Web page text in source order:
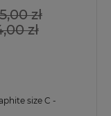
zł
zł
size C -